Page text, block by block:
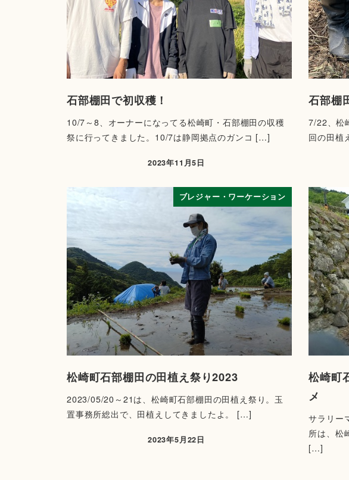
石部棚田で初収穫！
10/7～8、オーナーになってる松崎町・石部棚田の収穫
祭に行ってきました。10/7は静岡拠点のガンコ […]
2023年11月5日
石部棚
7/22、松
回の田植
ブレジャー・ワーケーション
松崎町石部棚田の田植え祭り2023
2023/05/20～21は、松崎町石部棚田の田植え祭り。玉
置事務所総出で、田植えしてきましたよ。 […]
2023年5月22日
松崎町
メ
サラリー
所は、松
[…]